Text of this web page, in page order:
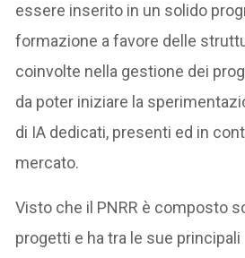
essere inserito in un solido
formazione a favore delle
coinvolte nella gestione dei
da poter iniziare la
di IA dedicati, presenti ed in
mercato.
Visto che il PNRR è composto
progetti e ha tra le sue principali